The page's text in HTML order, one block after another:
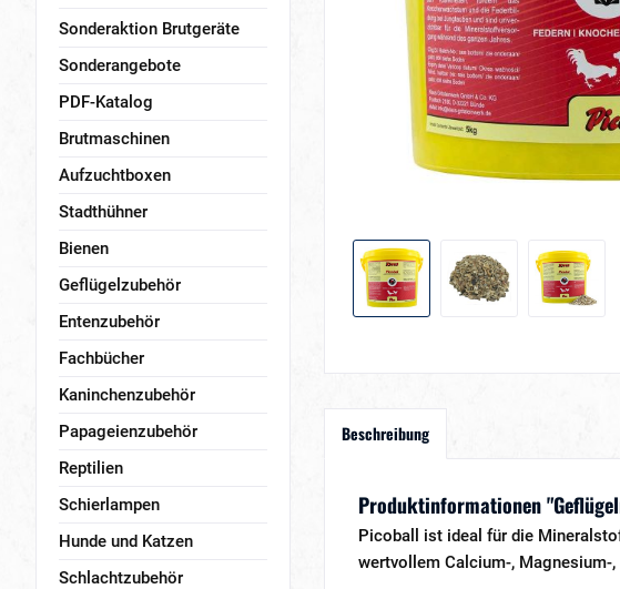
Sonderaktion Brutgeräte
Sonderangebote
PDF-Katalog
Brutmaschinen
Aufzuchtboxen
Stadthühner
Bienen
Geflügelzubehör
Entenzubehör
Fachbücher
Kaninchenzubehör
Papageienzubehör
Reptilien
Schierlampen
Hunde und Katzen
Schlachtzubehör
Beschreibung
Produktinformationen
Picoball ist ideal für die
wertvollem Calcium-, Magnesium-